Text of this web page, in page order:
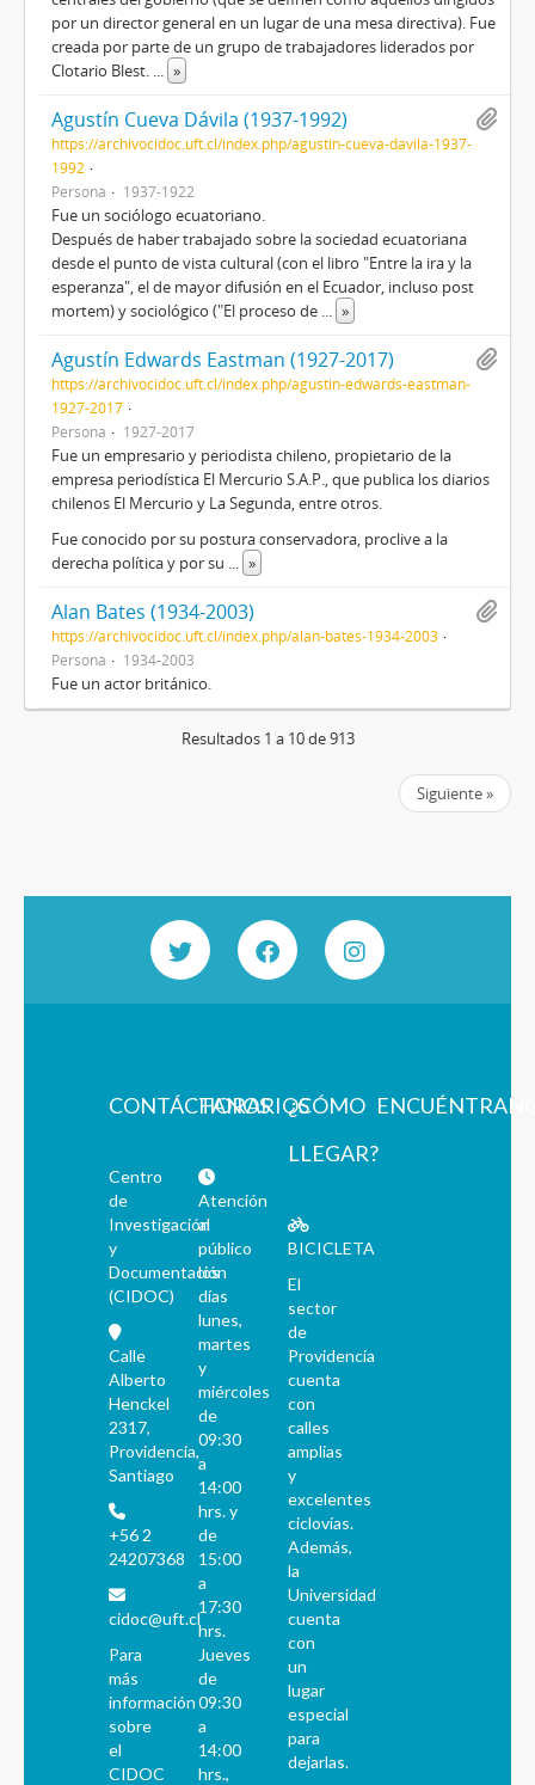
por un director general en un lugar de una mesa directiva). Fue
creada por parte de un grupo de trabajadores liderados por
Clotario Blest. ... »
Agustín Cueva Dávila (1937-1992)
https://archivocidoc.uft.cl/index.php/agustin-cueva-davila-1937-
1992
Persona
1937-1922
Fue un sociólogo ecuatoriano.
Después de haber trabajado sobre la sociedad ecuatoriana
desde el punto de vista cultural (con el libro "Entre la ira y la
esperanza", el de mayor difusión en el Ecuador, incluso post
mortem) y sociológico ("El proceso de ... »
Agustín Edwards Eastman (1927-2017)
https://archivocidoc.uft.cl/index.php/agustin-edwards-eastman-
1927-2017
Persona
1927-2017
Fue un empresario y periodista chileno, propietario de la
empresa periodística El Mercurio S.A.P., que publica los diarios
chilenos El Mercurio y La Segunda, entre otros.
Fue conocido por su postura conservadora, proclive a la
derecha política y por su ... »
Alan Bates (1934-2003)
https://archivocidoc.uft.cl/index.php/alan-bates-1934-2003
Persona
1934-2003
Fue un actor británico.
Resultados 1 a 10 de 913
Siguiente »
CONTÁCTANOS
Centro
de
Investigación
y
Documentación
(CIDOC)
Calle
Alberto
Henckel
2317,
Providencia,
Santiago
+56 2
24207368
cidoc@uft.cl
Para
más
información
sobre
el
CIDOC
HORARIOS
Atención
al
público
los
días
lunes,
martes
y
miércoles
de
09:30
a
14:00
hrs. y
de
15:00
a
17:30
hrs.
Jueves
de
09:30
a
14:00
hrs.,
¿CÓMO
LLEGAR?
BICICLETA
El
sector
de
Providencia
cuenta
con
calles
amplias
y
excelentes
ciclovías.
Además,
la
Universidad
cuenta
con
un
lugar
especial
para
dejarlas.